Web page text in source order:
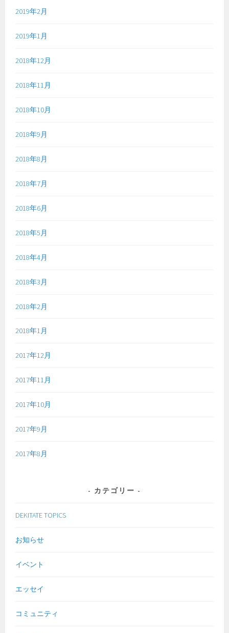
2019年2月
2019年1月
2018年12月
2018年11月
2018年10月
2018年9月
2018年8月
2018年7月
2018年6月
2018年5月
2018年4月
2018年3月
2018年2月
2018年1月
2017年12月
2017年11月
2017年10月
2017年9月
2017年8月
カテゴリー
DEKITATE TOPICS
お知らせ
イベント
エッセイ
コミュニティ